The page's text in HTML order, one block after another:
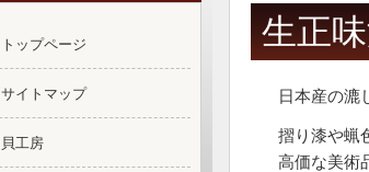
生正
日本産の漉
摺り漆や蝋
高価な美術
トップページ
サイトマップ
貝工房